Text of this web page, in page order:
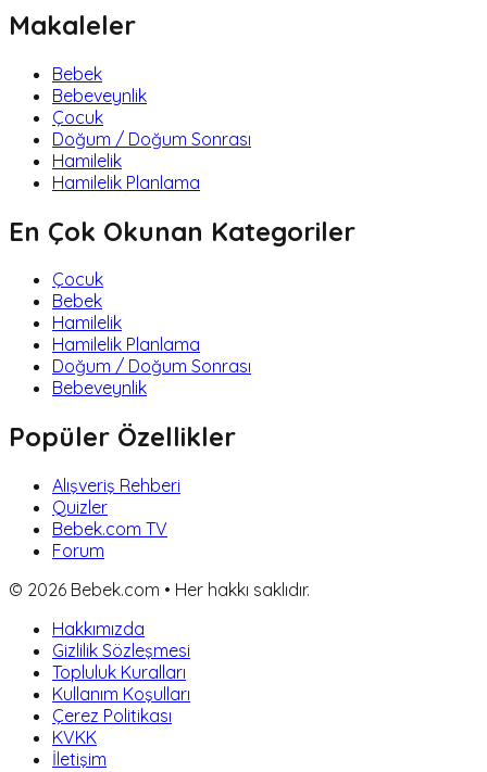
Makaleler
Bebek
Bebeveynlik
Çocuk
Doğum / Doğum Sonrası
Hamilelik
Hamilelik Planlama
En Çok Okunan Kategoriler
Çocuk
Bebek
Hamilelik
Hamilelik Planlama
Doğum / Doğum Sonrası
Bebeveynlik
Popüler Özellikler
Alışveriş Rehberi
Quizler
Bebek.com TV
Forum
© 2026 Bebek.com • Her hakkı saklıdır.
Hakkımızda
Gizlilik Sözleşmesi
Topluluk Kuralları
Kullanım Koşulları
Çerez Politikası
KVKK
İletişim